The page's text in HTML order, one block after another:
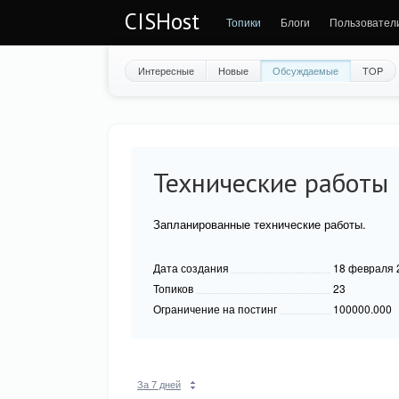
CISHost Топики Блоги
Интересные Новые Обсуждаемые TOP
Технические работы
Запланированные технические работы.
Дата создания
18 февраля
Топиков
23
Ограничение на постинг
100000.000
За 7 дней